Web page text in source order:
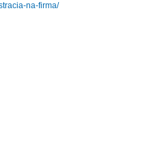
na-firma/